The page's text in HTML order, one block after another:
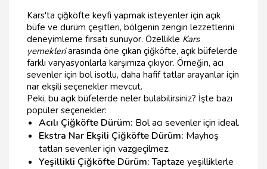
Kars'ta çiğköfte keyfi yapmak isteyenler için açık
büfe ve dürüm çeşitleri, bölgenin zengin lezzetlerini
deneyimleme fırsatı sunuyor. Özellikle Kars
yemekleriarasında öne çıkan çiğköfte, açık büfelerde
farklı varyasyonlarla karşımıza çıkıyor. Örneğin, acı
sevenler için bol isotlu, daha hafif tatlar arayanlar için
nar ekşili seçenekler mevcut.
Peki, bu açık büfelerde neler bulabilirsiniz? İşte bazı
popüler seçenekler:
Acılı Çiğköfte Dürüm: Bol acı sevenler için ideal.
Ekstra Nar Ekşili Çiğköfte Dürüm: Mayhoş
tatları sevenler için vazgeçilmez.
Yeşillikli Çiğköfte Dürüm:Taptaze yeşilliklerle